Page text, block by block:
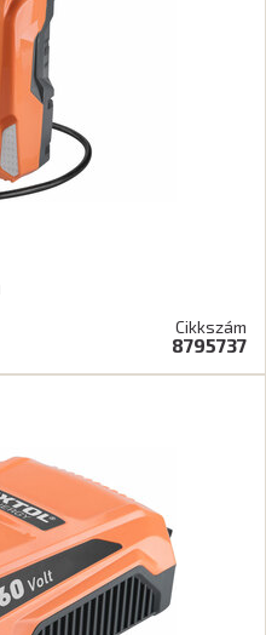
Cikkszám
8795737